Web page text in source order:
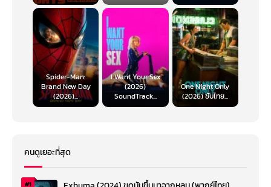
Spider-Man:
Brand New Day
(2026)...
I Want Your Sex
(2026)
SoundTrack...
One Night Only
(2026) ซับไทย...
คนดูเยอะที่สุด
#1